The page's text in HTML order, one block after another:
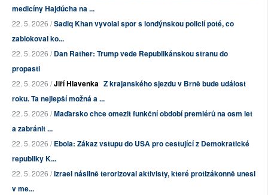
medicíny Hajdúcha na ...
22. 5. 2026 /Sadiq Khan vyvolal spor s londýnskou policií poté, co
zablokoval ko...
22. 5. 2026 /Dan Rather: Trump vede Republikánskou stranu do
propasti
22. 5. 2026 /Jiří Hlavenka Z krajanského sjezdu v Brně bude událost
roku. Ta nejlepší možná a ...
22. 5. 2026 /Maďarsko chce omezit funkční období premiérů na osm let
a zabránit ...
22. 5. 2026 /Ebola: Zákaz vstupu do USA pro cestující z Demokratické
republiky K...
22. 5. 2026 /Izrael násilně terorizoval aktivisty, které protizákonně unesl
v me...